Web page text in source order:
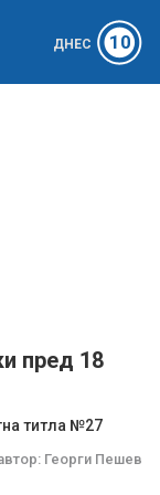
ДНЕС 10
пред 18
титла №27
Георги Пешев